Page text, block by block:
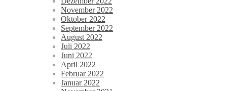
November 2022
Oktober 2022
September 2022
August 2022
Juli 2022
Juni 2022
April 2022
Februar 2022
Januar 2022